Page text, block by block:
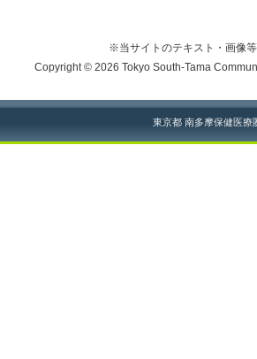
※当サイトのテキスト・画像
Copyright © 2026 Tokyo South-Tama
東京都 南多摩保健医療